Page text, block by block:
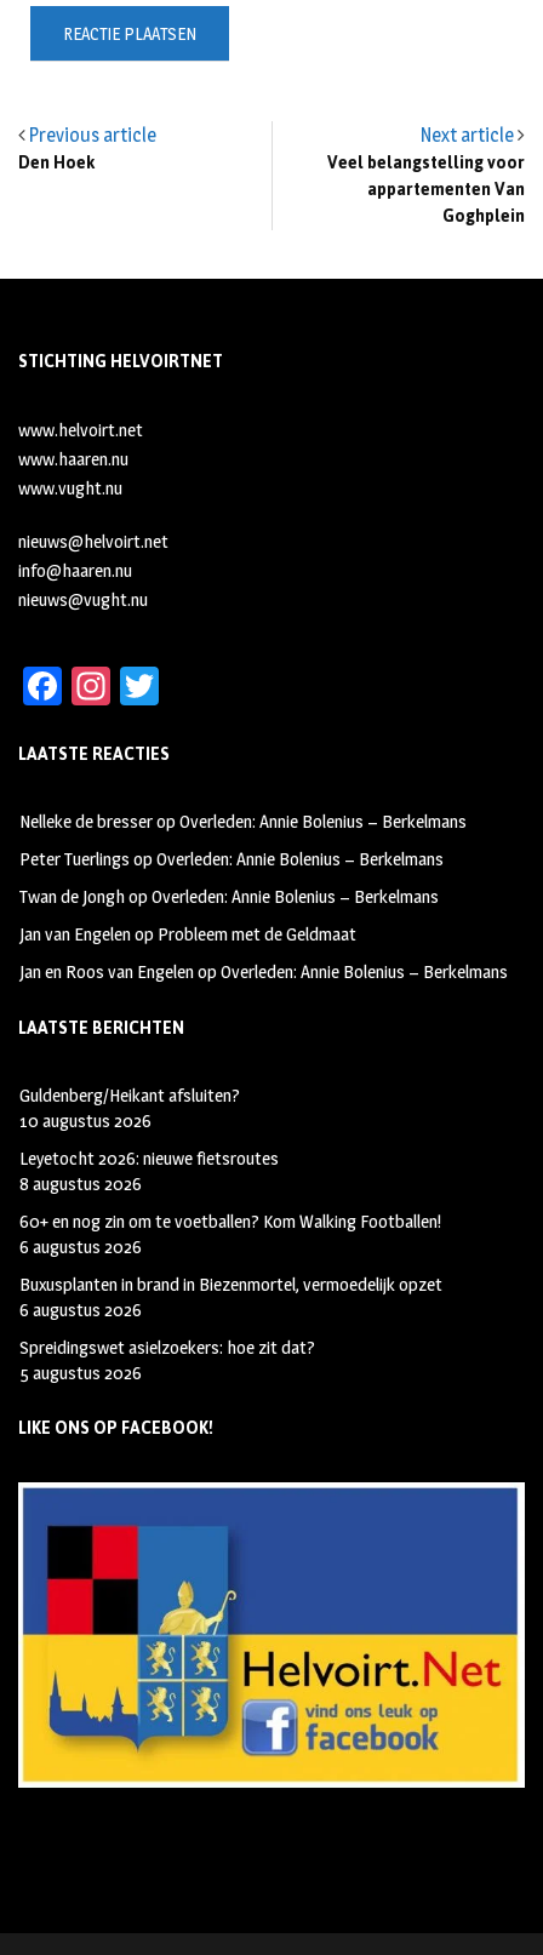
Previous article
Den Hoek
Next article
Veel belangstelling voor
appartementen Van
Goghplein
STICHTING HELVOIRTNET
www.helvoirt.net
www.haaren.nu
www.vught.nu
nieuws@helvoirt.net
info@haaren.nu
nieuws@vught.nu
Fa
b
oo
k
In
ag
m
tt
LAATSTE REACTIES
Nelleke de bresseropOverleden: Annie Bolenius – Berkelmans
Peter Tuerlings opOverleden: Annie Bolenius – Berkelmans
Twan de JonghopOverleden: Annie Bolenius – Berkelmans
Jan van Engelenop Probleem met de Geldmaat
Jan en Roos van EngelenopOverleden: Annie Bolenius – Berkelmans
LAATSTE BERICHTEN
Guldenberg/Heikant afsluiten?
10 augustus 2026
Leyetocht 2026: nieuwe fietsroutes
8 augustus 2026
60+ en nog zin om te voetballen? Kom Walking Footballen!
6 augustus 2026
Buxusplanten in brand in Biezenmortel, vermoedelijk opzet
6 augustus 2026
Spreidingswet asielzoekers: hoe zit dat?
5 augustus 2026
LIKE ONS OP FACEBOOK!